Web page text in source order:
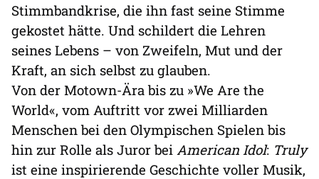
Stimmbandkrise, die ihn fast seine Stimme
gekostet hätte. Und schildert die Lehren
seines Lebens – von Zweifeln, Mut und der
Kraft, an sich selbst zu glauben.
Von der Motown-Ära bis zu »We Are the
World«, vom Auftritt vor zwei Milliarden
Menschen bei den Olympischen Spielen bis
hin zur Rolle als Juror bei American Idol: Truly
ist eine inspirierende Geschichte voller Musik,